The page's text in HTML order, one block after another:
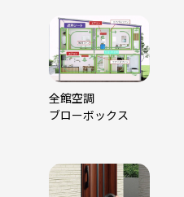
全館空調
ブローボックス